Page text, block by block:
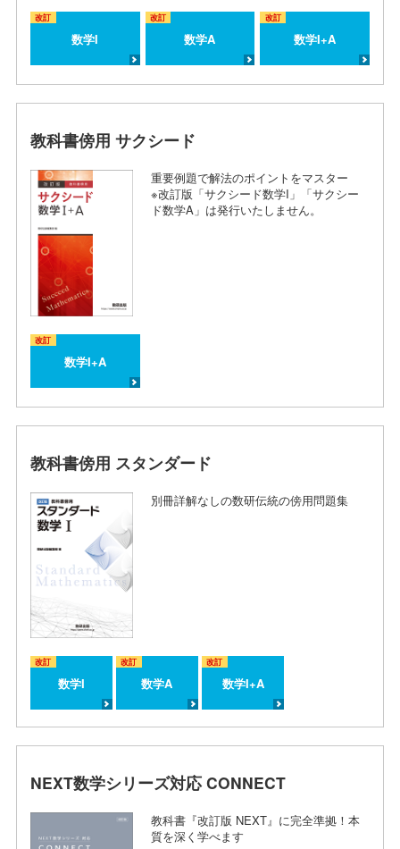
改訂
数学I
改訂
数学A
改訂
数学I+A
教科書傍用 サクシード
重要例題で解法のポイントをマスター
※改訂版「サクシード数学I」「サクシー
ド数学A」は発行いたしません。
改訂
数学I+A
教科書傍用 スタンダード
別冊詳解なしの数研伝統の傍用問題集
改訂
数学I
改訂
数学A
改訂
数学I+A
NEXT数学シリーズ対応 CONNECT
教科書『改訂版 NEXT』に完全準拠！本
質を深く学べます